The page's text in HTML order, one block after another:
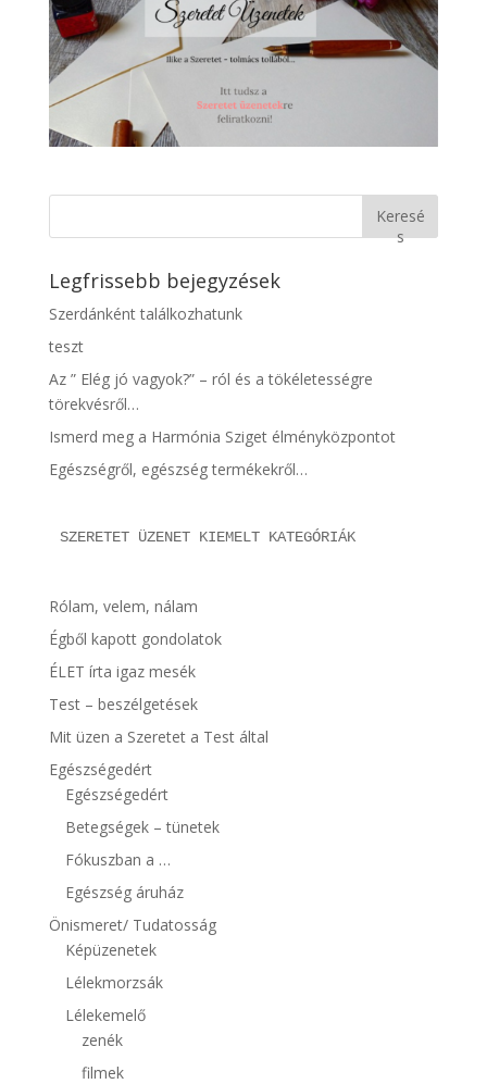
Keresé
s
Legfrissebb bejegyzések
Szerdánként találkozhatunk
teszt
Az ” Elég jó vagyok?” – ról és a tökéletességre
törekvésről…
Ismerd meg a Harmónia Sziget élményközpontot
Egészségről, egészség termékekről…
SZERETET ÜZENET KIEMELT KATEGÓRIÁK
Rólam, velem, nálam
Égből kapott gondolatok
ÉLET írta igaz mesék
Test – beszélgetések
Mit üzen a Szeretet a Test által
Egészségedért
Egészségedért
Betegségek – tünetek
Fókuszban a …
Egészség áruház
Önismeret/ Tudatosság
Képüzenetek
Lélekmorzsák
Lélekemelő
zenék
filmek